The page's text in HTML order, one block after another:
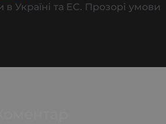
Україні та EC. Прозорі умови